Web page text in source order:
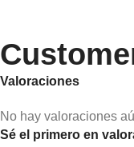
Valoraciones
No hay valoraciones
Sé el primero en